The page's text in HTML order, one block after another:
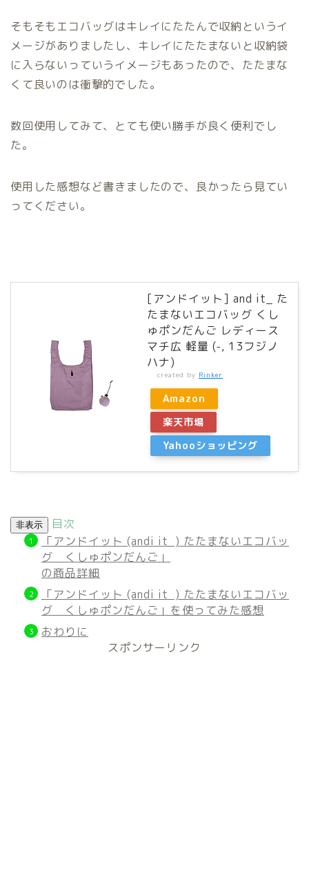
そもそもエコバッグはキレイにたたんで収納というイ
メージがありましたし、キレイにたたまないと収納袋
に入らないっていうイメージもあったので、たたまな
くて良いのは衝撃的でした。
数回使用してみて、とても使い勝手が良く便利でし
た。
使用した感想など書きましたので、良かったら見てい
ってください。
[アンドイット] and it_ た
たまないエコバッグ くし
ゅポンだんご レディース
マチ広 軽量 (-, 13フジノ
ハナ)
created by Rinker
Amazon
楽天市場
Yahooショッピング
非表示
目次
「アンドイット (andi it_) たたまないエコバッ
グ くしゅポンだんご」
の商品詳細
「アンドイット (andi it_) たたまないエコバッ
グ くしゅポンだんご」を使ってみた感想
おわりに
スポンサーリンク